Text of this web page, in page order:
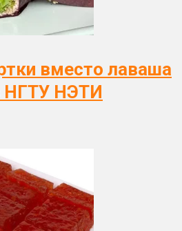
вместо лаваша
НГТУ НЭТИ